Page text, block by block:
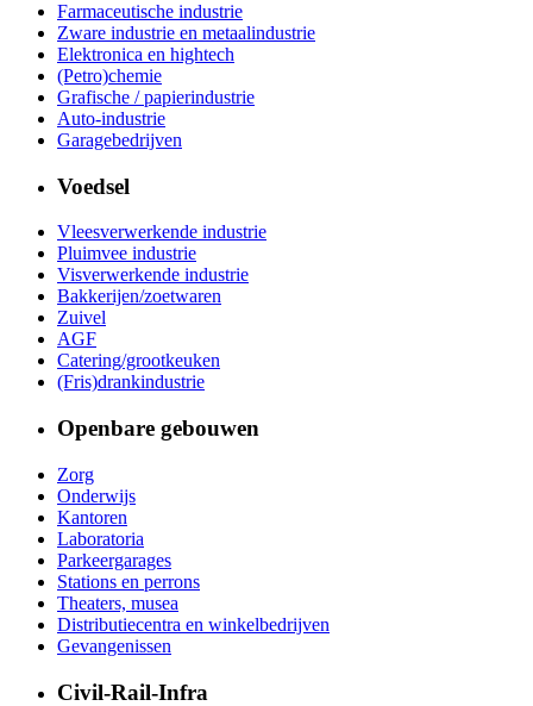
Farmaceutische industrie
Zware industrie en metaalindustrie
Elektronica en hightech
(Petro)chemie
Grafische / papierindustrie
Auto-industrie
Garagebedrijven
Voedsel
Vleesverwerkende industrie
Pluimvee industrie
Visverwerkende industrie
Bakkerijen/zoetwaren
Zuivel
AGF
Catering/grootkeuken
(Fris)drankindustrie
Openbare gebouwen
Zorg
Onderwijs
Kantoren
Laboratoria
Parkeergarages
Stations en perrons
Theaters, musea
Distributiecentra en winkelbedrijven
Gevangenissen
Civil-Rail-Infra